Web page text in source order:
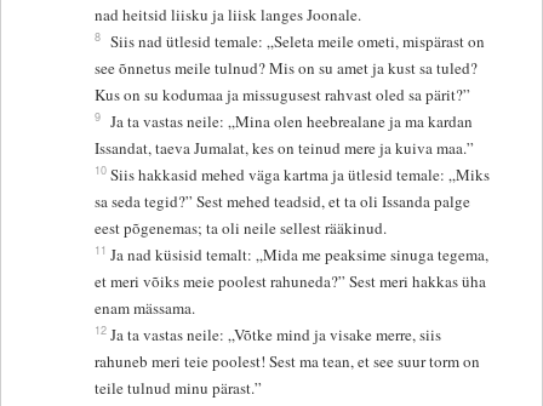
nad heitsid liisku ja liisk langes Joonale.
8 Siis nad ütlesid temale: „Seleta meile ometi, mispärast on
see õnnetus meile tulnud? Mis on su amet ja kust sa tuled?
Kus on su kodumaa ja missugusest rahvast oled sa pärit?”
9 Ja ta vastas neile: „Mina olen heebrealane ja ma kardan
Issandat, taeva Jumalat, kes on teinud mere ja kuiva maa.”
10 Siis hakkasid mehed väga kartma ja ütlesid temale: „Miks
sa seda tegid?” Sest mehed teadsid, et ta oli Issanda palge
eest põgenemas; ta oli neile sellest rääkinud.
11 Ja nad küsisid temalt: „Mida me peaksime sinuga tegema,
et meri võiks meie poolest rahuneda?” Sest meri hakkas üha
enam mässama.
12 Ja ta vastas neile: „Võtke mind ja visake merre, siis
rahuneb meri teie poolest! Sest ma tean, et see suur torm on
teile tulnud minu pärast.”